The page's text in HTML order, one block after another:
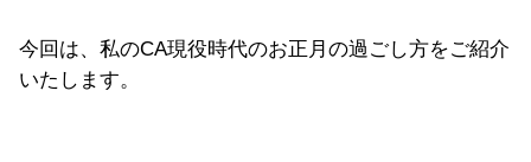
今回は、私のCA現役時代のお正月の過ごし方をご紹介
いたします。